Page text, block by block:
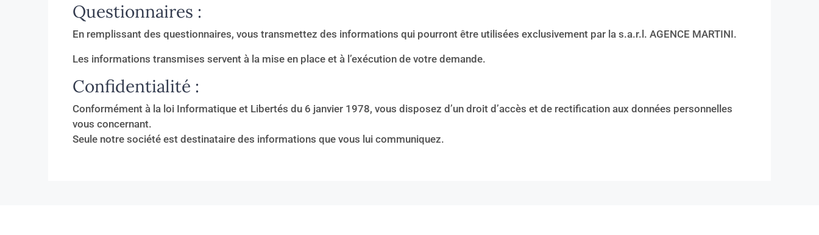
Questionnaires :
En remplissant des questionnaires, vous transmettez des informations qui pourront être utilisées exclusivement par la s.a.r.l. AGENCE MARTINI.
Les informations transmises servent à la mise en place et à l’exécution de votre demande.
Confidentialité :
Conformément à la loi Informatique et Libertés du 6 janvier 1978, vous disposez d’un droit d’accès et de rectification aux données personnelles
vous concernant.
Seule notre société est destinataire des informations que vous lui communiquez.